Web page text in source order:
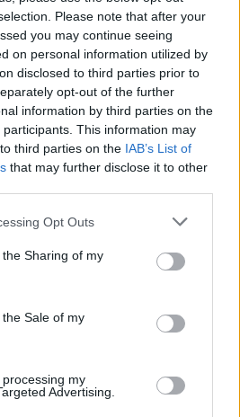
Please note that after your
you may continue seeing
on personal information utilized by
disclosed to third parties prior to
opt-out of the further
information by third parties on the
participants. This information may
third parties on the IAB’s List of
that may further disclose it to other
Opt Outs
Sharing of my
Sale of my
my
Advertising.
за първи път